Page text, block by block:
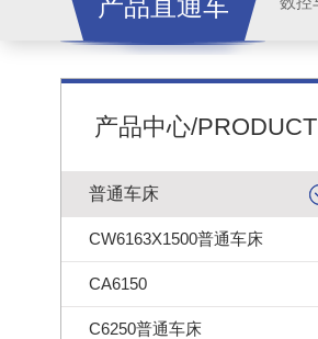
产品直通车
产品中心/PRODUCT
普通车床
CW6163X1500普通车床
CA6150
C6250普通车床